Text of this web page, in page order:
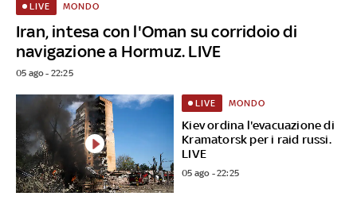
Iran, intesa con l'Oman su corridoio di
navigazione a Hormuz. LIVE
LIVE MONDO
05 ago - 22:25
Kiev ordina l'evacuazione di
Kramatorsk per i raid russi.
LIVE
LIVE MONDO
05 ago - 22:25